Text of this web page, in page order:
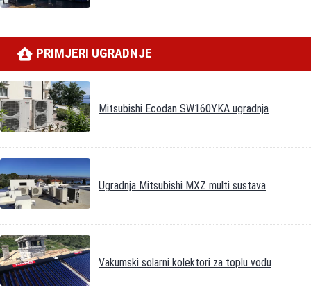
PRIMJERI UGRADNJE
Mitsubishi Ecodan SW160YKA ugradnja
Ugradnja Mitsubishi MXZ multi sustava
Vakumski solarni kolektori za toplu vodu